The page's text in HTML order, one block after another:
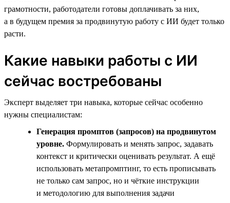
грамотности, работодатели готовы доплачивать за них,
а в будущем премия за продвинутую работу с ИИ будет только
расти.
Какие навыки работы с ИИ
сейчас востребованы
Эксперт выделяет три навыка, которые сейчас особенно
нужны специалистам:
Генерация промптов (запросов) на продвинутом
уровне. Формулировать и менять запрос, задавать
контекст и критически оценивать результат. А ещё
использовать метапромптинг, то есть прописывать
не только сам запрос, но и чёткие инструкции
и методологию для выполнения задачи